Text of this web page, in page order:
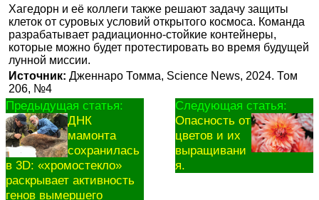
Хагедорн и её коллеги также решают задачу защиты
клеток от суровых условий открытого космоса. Команда
разрабатывает радиационно-стойкие контейнеры,
которые можно будет протестировать во время будущей
лунной миссии.
Источник: Дженнаро Томма, Science News, 2024. Том
206, №4
Предыдущая статья:
ДНК
мамонта
сохранилась
в 3D: «хромостекло»
раскрывает активность
генов вымершего
Следующая статья:
Опасность от
цветов и их
выращивани
я.